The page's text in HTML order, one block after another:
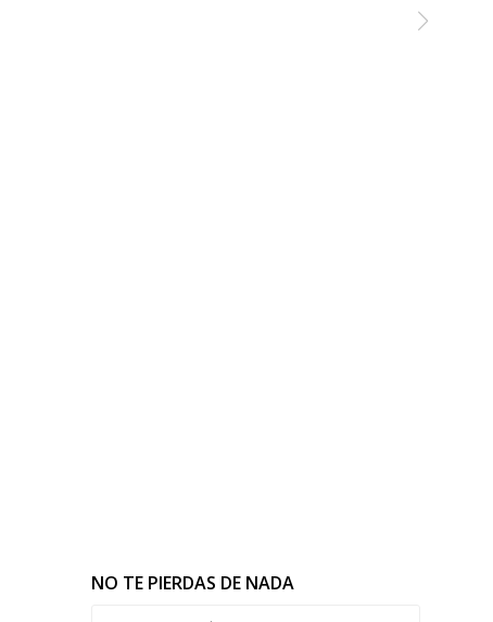
NO TE PIERDAS DE NADA